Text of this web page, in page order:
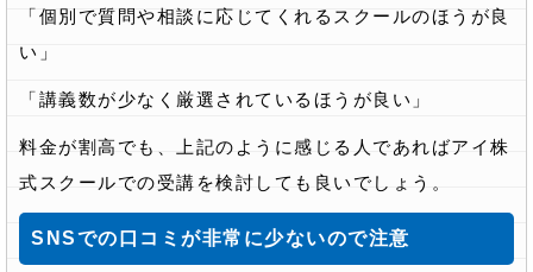
「個別で質問や相談に応じてくれるスクールのほうが良
い」
「講義数が少なく厳選されているほうが良い」
料金が割高でも、上記のように感じる人であればアイ株
式スクールでの受講を検討しても良いでしょう。
SNSでの口コミが非常に少ないので注意